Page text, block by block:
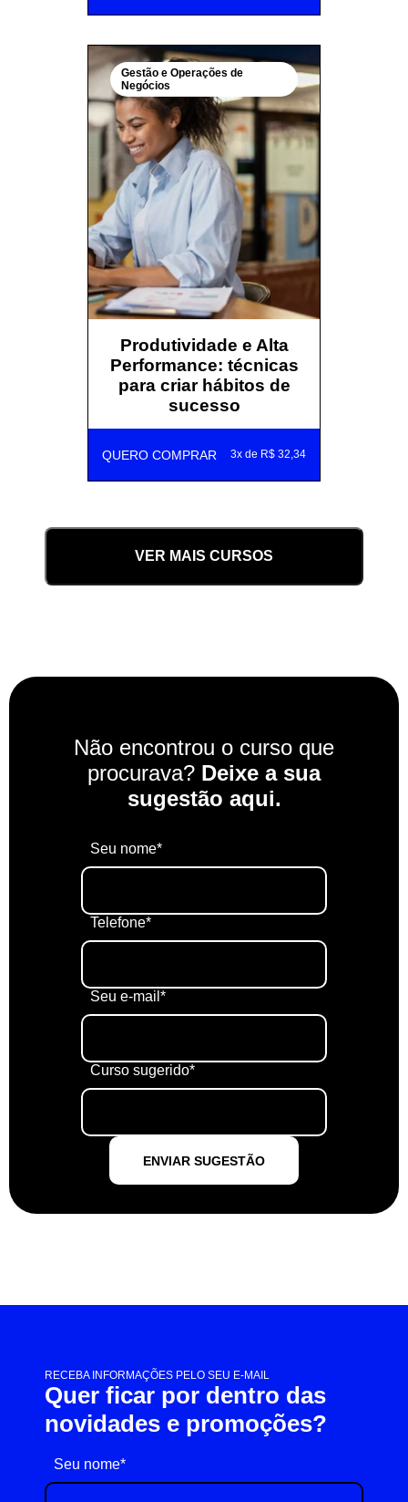
Gestão e Operações de
Negócios
Produtividade e Alta
Performance: técnicas
para criar hábitos de
sucesso
QUERO COMPRAR 3x de R$ 32,34
VER MAIS CURSOS
Não encontrou o curso que
procurava? Deixe a sua
sugestão aqui.
Seu nome*
Telefone*
Seu e-mail*
Curso sugerido*
ENVIAR SUGESTÃO
RECEBA INFORMAÇÕES PELO SEU E-MAIL
Quer ficar por dentro das
novidades e promoções?
Seu nome*